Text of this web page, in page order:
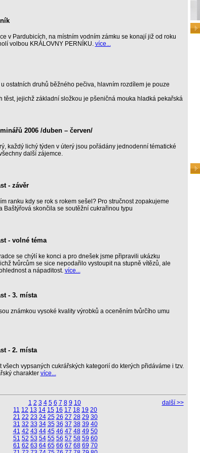
v Pardubicích, na místním vodním zámku se konají již od roku
volbou KRÁLOVNY PERNÍKU. více...
ostatních druhů běžného pečiva, hlavním rozdílem je pouze
těst, jejichž základní složkou je pšeničná mouka hladká pekařská
2006 /duben – červen/
každý lichý týden v úterý jsou pořádány jednodenní tématické
další zájemce.
- závěr
ranku kdy se rok s rokem sešel? Pro stručnost zopakujeme
Baštýřová skončila se soutěžní cukrařinou typu
- volné téma
se chýlí ke konci a pro dnešek jsme připravili ukázku
tvůrcům se sice nepodařilo vystoupit na stupně vítězů, ale
a nápaditost. více...
- 3. místa
známkou vysoké kvality výrobků a oceněním tvůrčího umu
- 2. místa
vypsaných cukrářských kategorií do kterých přidáváme i tzv.
charakter více...
1 2 3 4 5 6 7 8 9 10
11 12 13 14 15 16 17 18 19 20
21 22 23 24 25 26 27 28 29 30
31 32 33 34 35 36 37 38 39 40
41 42 43 44 45 46 47 48 49 50
51 52 53 54 55 56 57 58 59 60
61 62 63 64 65 66 67 68 69 70
další >>